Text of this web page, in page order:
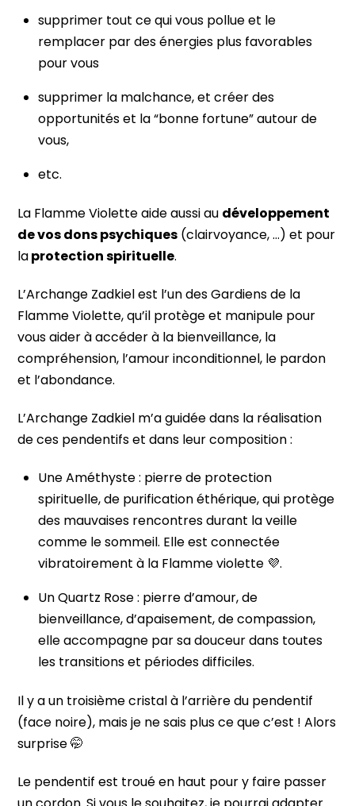
supprimer tout ce qui vous pollue et le
remplacer par des énergies plus favorables
pour vous
supprimer la malchance, et créer des
opportunités et la “bonne fortune” autour de
vous,
etc.
La Flamme Violette aide aussi au développement
de vos dons psychiques (clairvoyance, …) et pour
laprotection spirituelle.
L’Archange Zadkiel est l’un des Gardiens de la
Flamme Violette, qu’il protège et manipule pour
vous aider à accéder à la bienveillance, la
compréhension, l’amour inconditionnel, le pardon
et l’abondance.
L’Archange Zadkiel m’a guidée dans la réalisation
de ces pendentifs et dans leur composition :
Une Améthyste : pierre de protection
spirituelle, de purification éthérique, qui protège
des mauvaises rencontres durant la veille
comme le sommeil. Elle est connectée
vibratoirement à la Flamme violette 💜.
Un Quartz Rose : pierre d’amour, de
bienveillance, d’apaisement, de compassion,
elle accompagne par sa douceur dans toutes
les transitions et périodes difficiles.
Il y a un troisième cristal à l’arrière du pendentif
(face noire), mais je ne sais plus ce que c’est ! Alors
surprise 🤭
Le pendentif est troué en haut pour y faire passer